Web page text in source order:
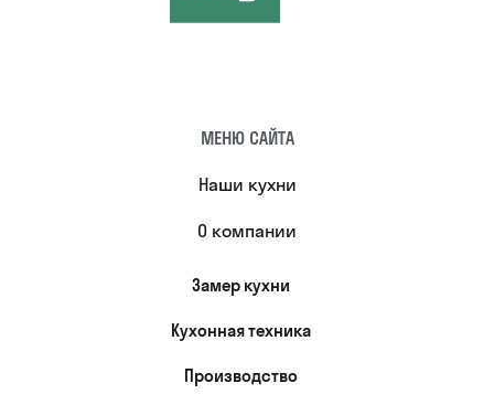
МЕНЮ САЙТА
Наши кухни
О компании
Замер кухни
Кухонная техника
Производство